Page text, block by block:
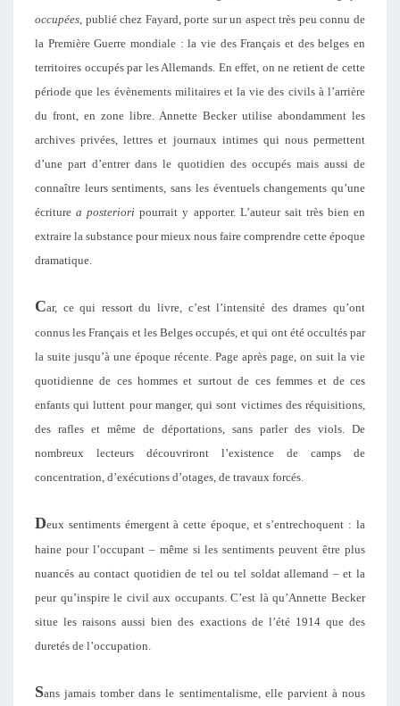
occupées, publié chez Fayard, porte sur un aspect très peu connu de
la Première Guerre mondiale : la vie des Français et des belges en
territoires occupés par les Allemands. En effet, on ne retient de cette
période que les évènements militaires et la vie des civils à l’arrière
du front, en zone libre. Annette Becker utilise abondamment les
archives privées, lettres et journaux intimes qui nous permettent
d’une part d’entrer dans le quotidien des occupés mais aussi de
connaître leurs sentiments, sans les éventuels changements qu’une
écriturea posteriori pourrait y apporter. L’auteur sait très bien en
extraire la substance pour mieux nous faire comprendre cette époque
dramatique.
Car, ce qui ressort du livre, c’est l’intensité des drames qu’ont
connus les Français et les Belges occupés, et qui ont été occultés par
la suite jusqu’à une époque récente. Page après page, on suit la vie
quotidienne de ces hommes et surtout de ces femmes et de ces
enfants qui luttent pour manger, qui sont victimes des réquisitions,
des rafles et même de déportations, sans parler des viols. De
nombreux lecteurs découvriront l’existence de camps de
concentration, d’exécutions d’otages, de travaux forcés.
Deux sentiments émergent à cette époque, et s’entrechoquent : la
haine pour l’occupant – même si les sentiments peuvent être plus
nuancés au contact quotidien de tel ou tel soldat allemand – et la
peur qu’inspire le civil aux occupants. C’est là qu’Annette Becker
situe les raisons aussi bien des exactions de l’été 1914 que des
duretés de l’occupation.
Sans jamais tomber dans le sentimentalisme, elle parvient à nous